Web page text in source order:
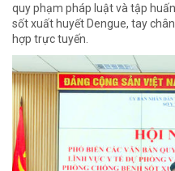
quy phạm pháp luật và tập
sốt xuất huyết Dengue, tay
hợp trực tuyến.